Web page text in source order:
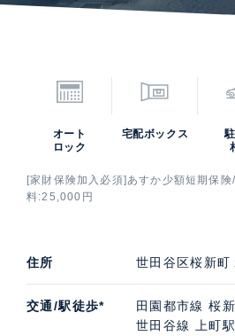
オート
ロック
宅配ボックス
[家財保険加入必須]あすか少額短期保
料:25,000円
住所 世田谷区桜新町
交通/駅徒歩*
田園都市線 桜
世田谷線 上町